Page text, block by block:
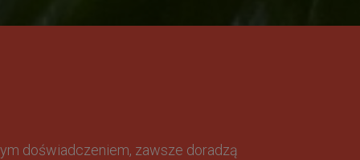
doświadczeniem, zawsze doradzą